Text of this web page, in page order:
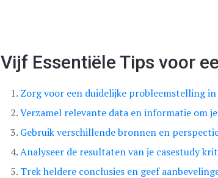
Vijf Essentiële Tips voor
Zorg voor een duidelijke probleemstelling in
Verzamel relevante data en informatie om
Gebruik verschillende bronnen en
Analyseer de resultaten van je casestudy
Trek heldere conclusies en geef